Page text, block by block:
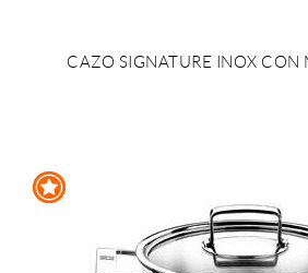
CAZO SIGNATURE INOX